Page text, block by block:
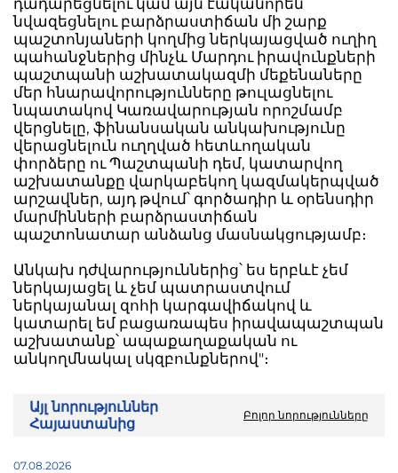
դադարեցնելու կամ այն էականորեն
նվազեցնելու բարձրաստիճան մի շարք
պաշտոնյաների կողմից ներկայացված ուղիղ
պահանջներից մինչև Մարդու իրավունքների
պաշտպանի աշխատակազմի մեքենաները
մեր հնարավորությունները թուլացնելու
նպատակով Կառավարության որոշմամբ
վերցնելը, ֆինանսական անկախությունը
վերացնելուն ուղղված հետևողական
փորձերը ու Պաշտպանի դեմ, կատարվող
աշխատանքը վարկաբեկող կազմակերպված
արշավներ, այդ թվում՝ գործադիր և օրենսդիր
մարմինների բարձրաստիճան
պաշտոնատար անձանց մասնակցությամբ։
Անկախ դժվարություններից՝ ես երբևէ չեմ
ներկայացել և չեմ պատրաստվում
ներկայանալ զոհի կարգավիճակով և
կատարել եմ բացառապես իրավապաշտպան
աշխատանք՝ ապաքաղաքական ու
անկողմնակալ սկզբունքներով"։
Այլ նորություններ
Հայաստանից
Բոլոր նորությունները
07.08.2026